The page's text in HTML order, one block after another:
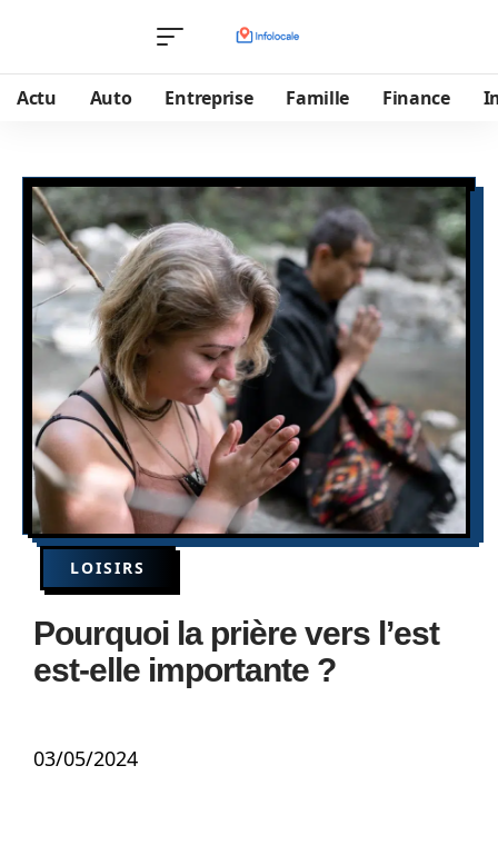
Actu Auto Entreprise Famille Finance
LOISIRS
Pourquoi la prière vers l’est
est-elle importante ?
03/05/2024